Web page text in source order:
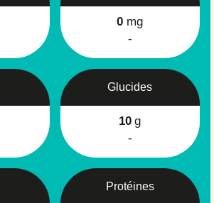
0 mg
-
Glucides
10 g
-
Protéines